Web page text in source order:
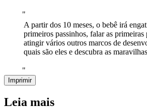
"
A partir dos 10 meses, o bebê irá
primeiros passinhos, falar as primeiras
atingir vários outros marcos de
quais são eles e descubra as
"
Imprimir
Leia mais